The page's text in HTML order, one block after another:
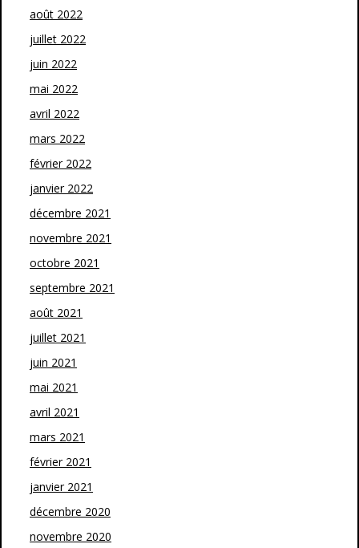
août 2022
juillet 2022
juin 2022
mai 2022
avril 2022
mars 2022
février 2022
janvier 2022
décembre 2021
novembre 2021
octobre 2021
septembre 2021
août 2021
juillet 2021
juin 2021
mai 2021
avril 2021
mars 2021
février 2021
janvier 2021
décembre 2020
novembre 2020